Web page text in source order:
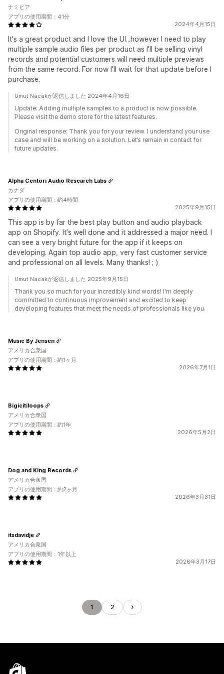
2024年4月15日
It's a great product and I love the UI...however I need to play
multiple sample audio files per product as I'll be selling vinyl
records and potential customers will need multiple previews
from the same record. For now I'll wait for that update before I
purchase.
ナミビア
アプリの使用期間：41分
Umut Nacakが返信しました 2024年4月16日
Update: Adding multiple samples to a product is now possible.
Please visit the demo store for the latest features.
Original response: Thank you for your review. I understand your use
case and will be working on a solution. Let’s remain in contact for
future updates.
2025年9月15日
This app is by far the best play button and audio playback
app on Shopify. It's well done and it addressed a major need. I
can see a very bright future for the app if it keeps on
developing. Again top audio app, very fast customer service
and professional on all levels. Many thanks! ; )
Alpha Centori Audio Research Labs
カナダ
アプリの使用期間：約4時間
Umut Nacakが返信しました 2025年9月15日
Thank you so much for your incredibly kind words! I'm deeply
committed to continuous improvement and excited to keep
developing features that meet the needs of professionals like you.
2026年7月1日
Music By Jensen
アメリカ合衆国
アプリの使用期間：約1ヶ月
2026年5月2日
Bigicitiloops
アメリカ合衆国
アプリの使用期間：約1年
2026年3月31日
Dog and King Records
アメリカ合衆国
アプリの使用期間：約2ヶ月
2026年3月17日
itsdavidje
アメリカ合衆国
アプリの使用期間：1年以上
1 2